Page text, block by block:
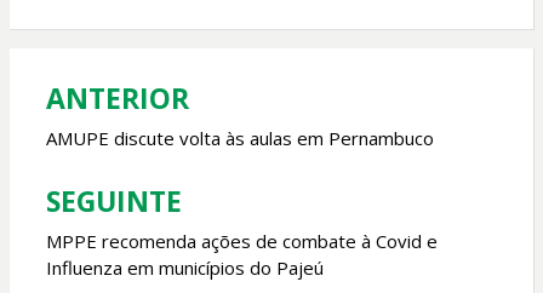
o A
Navegação
de
Post
ANTERIOR
AMUPE discute volta às aulas em Pernambuco
SEGUINTE
MPPE recomenda ações de combate à Covid e
Influenza em municípios do Pajeú